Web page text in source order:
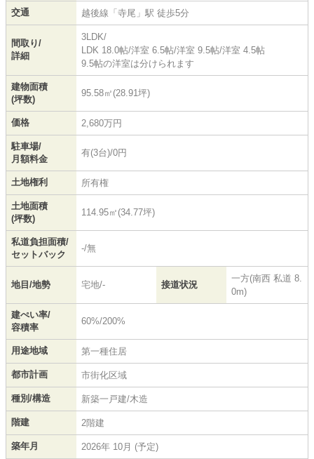
交通 越後線 「 寺尾 」駅 徒歩5分
間取り/
詳細
3LDK/
LDK 18.0帖/洋室 6.5帖/洋室 9.5帖/洋室 4.5帖
9.5帖の洋室は分けられます
建物面積
(坪数)
95.58㎡(28.91坪)
価格 2,680万円
駐車場/
月額料金
有(3台)/0円
土地権利 所有権
土地面積
(坪数)
114.95㎡(34.77坪)
私道負担面積/
セットバック
-/無
地目/地勢 宅地/- 接道状況
一方(南西 私道 8.
0m)
建ぺい率/
容積率
60%/200%
用途地域 第一種住居
都市計画 市街化区域
種別/構造 新築一戸建/木造
階建 2階建
築年月 2026年 10月 (予定)